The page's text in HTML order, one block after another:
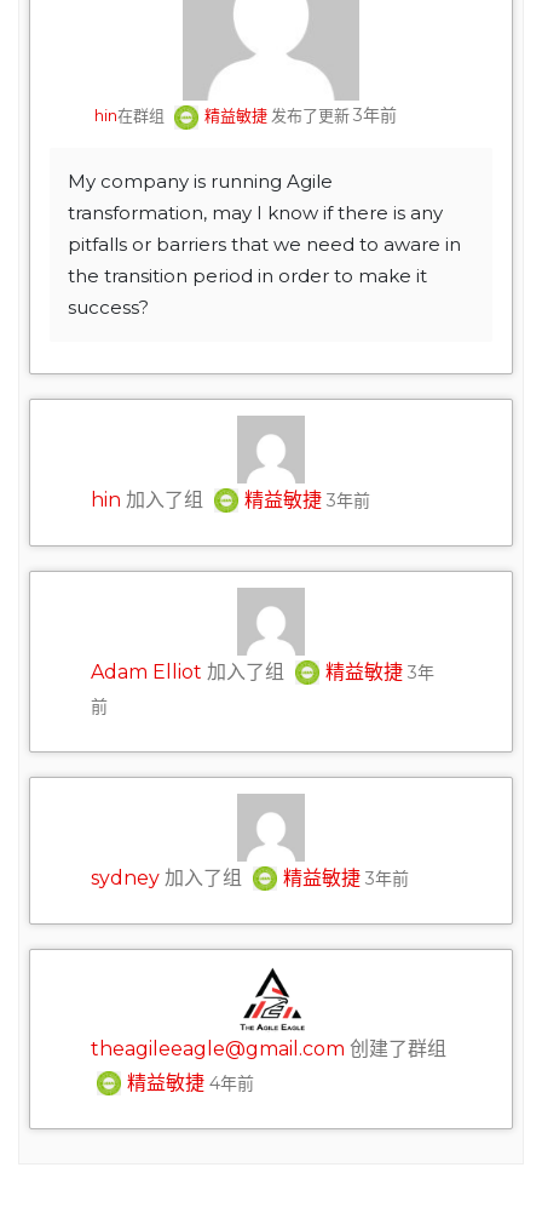
hin在群组 精益敏捷发布了更新3年前
My company is running Agile
transformation, may I know if there is any
pitfalls or barriers that we need to aware in
the transition period in order to make it
success?
hin 加入了组 精益敏捷 3年前
Adam Elliot 加入了组 精益敏捷 3年
前
sydney 加入了组 精益敏捷 3年前
theagileeagle@gmail.com 创建了群组
精益敏捷 4年前